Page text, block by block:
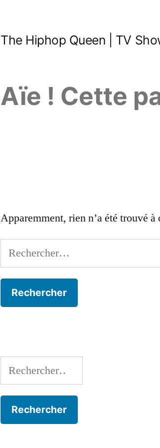
The Hiphop Queen | TV
Aïe ! Cette
Apparemment, rien n’a été trouvé à
Rechercher :
Rechercher :